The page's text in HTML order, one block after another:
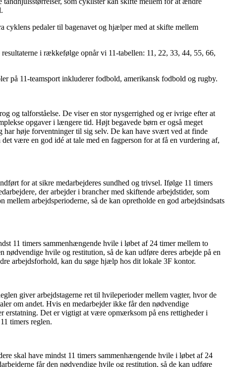
cyklens pedaler til bagenavet og hjælper med at skifte mellem
i rækkefølge opnår vi 11-tabellen: 11, 22, 33, 44, 55, 66,
på 11-teamsport inkluderer fodbold, amerikansk fodbold og rugby.
og talforståelse. De viser en stor nysgerrighed og er ivrige efter at
opgaver i længere tid. Højt begavede børn er også meget
har høje forventninger til sig selv. De kan have svært ved at finde
være en god idé at tale med en fagperson for at få en vurdering af,
for at sikre medarbejderes sundhed og trivsel. Ifølge 11 timers
der arbejder i brancher med skiftende arbejdstider, som
arbejdsperioderne, så de kan opretholde en god arbejdsindsats
11 timers sammenhængende hvile i løbet af 24 timer mellem to
hvile og restitution, så de kan udføre deres arbejde på en
arbejdsforhold, kan du søge hjælp hos dit lokale 3F kontor.
giver arbejdstagerne ret til hvileperioder mellem vagter, hvor de
om andet. Hvis en medarbejder ikke får den nødvendige
erstatning. Det er vigtigt at være opmærksom på ens rettigheder i
timers reglen.
skal have mindst 11 timers sammenhængende hvile i løbet af 24
får den nødvendige hvile og restitution, så de kan udføre